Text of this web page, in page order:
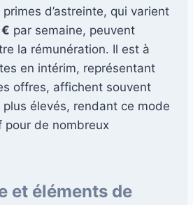
d’astreinte, qui varient
par semaine, peuvent
la rémunération. Il est à
en intérim, représentant
offres, affichent souvent
élevés, rendant ce mode
de nombreux
et éléments de